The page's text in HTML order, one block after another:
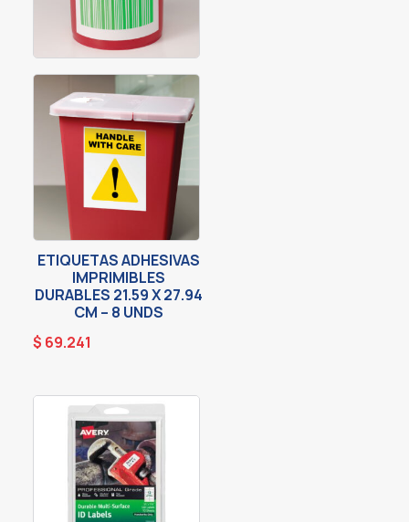
ETIQUETAS ADHESIVAS
IMPRIMIBLES
DURABLES 21.59 X 27.94
CM – 8 UNDS
$ 69.241